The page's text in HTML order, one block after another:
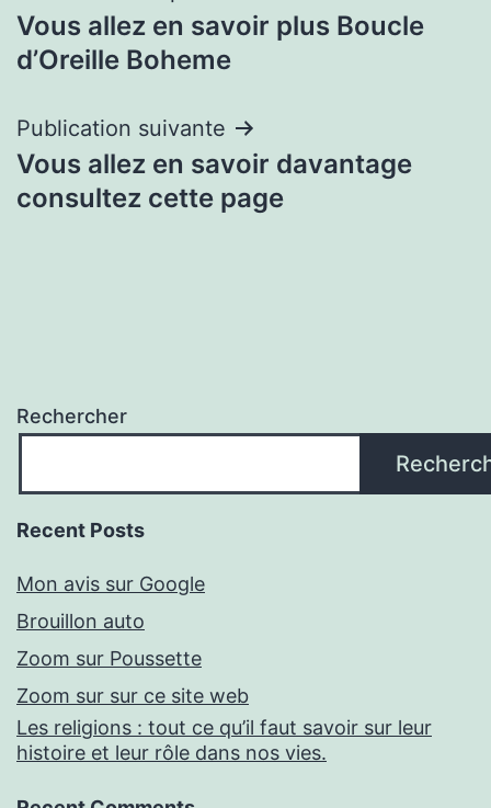
de
Vous allez en savoir plus Boucle
d’Oreille Boheme
Publication suivante
Vous allez en savoir davantage
consultez cette page
Rechercher
Recent Posts
Mon avis sur Google
Brouillon auto
Zoom sur Poussette
Zoom sur sur ce site web
Les religions : tout ce qu’il faut savoir sur leur
histoire et leur rôle dans nos vies.